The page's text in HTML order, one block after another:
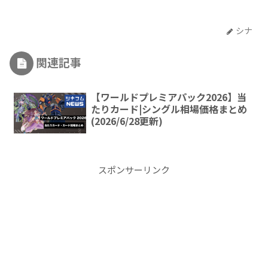
シナ
関連記事
【ワールドプレミアパック2026】当
たりカード|シングル相場価格まとめ
(2026/6/28更新)
スポンサーリンク